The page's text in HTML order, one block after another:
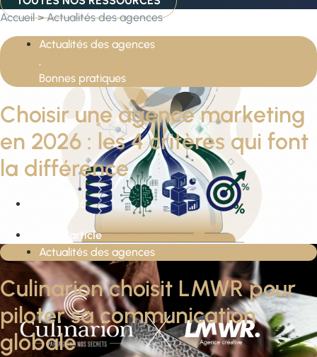
Accueil>Actualités des agences
Actualités des agences
,
Bonnes pratiques
Choisir une agence marketing
en 2026 : les 4 critères qui font
la différence
12/05/2026
>> Lire l'article
Actualités des agences
Culinarion choisit LMWR pour
piloter sa communication
globale